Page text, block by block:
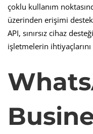
çoklu kullanım
üzerinden erişimi
API, sınırsız cihaz
işletmelerin